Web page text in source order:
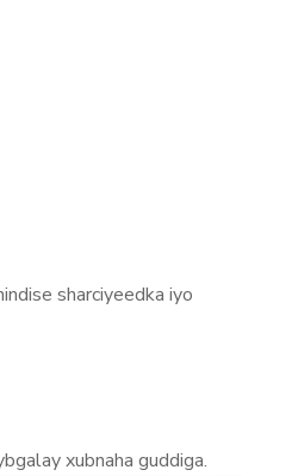
sharciyeedka iyo
xubnaha guddiga.